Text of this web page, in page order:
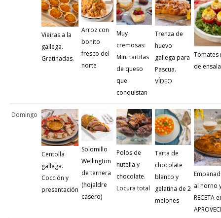
Vieiras a la
gallega.
Gratinadas.
Arroz con
bonito
fresco del
norte
Muy
cremosas:
Mini tartitas
de queso
que
conquistan
Trenza de
huevo
gallega para
Pascua.
VÍDEO
Tomates
de
Domingo
Centolla
gallega.
Cocción y
presentación
Solomillo
Wellington
de ternera
(hojaldre
casero)
Polos de
nutella y
chocolate.
Locura total
Tarta de
chocolate
blanco y
gelatina de 2
melones
al horno
RECETA